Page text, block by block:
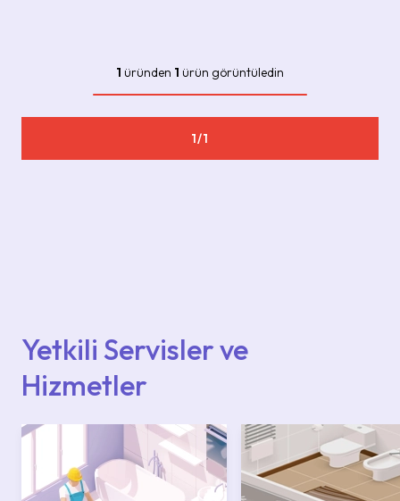
1 üründen 1 ürün görüntüledin
1/1
Yetkili Servisler ve
Hizmetler